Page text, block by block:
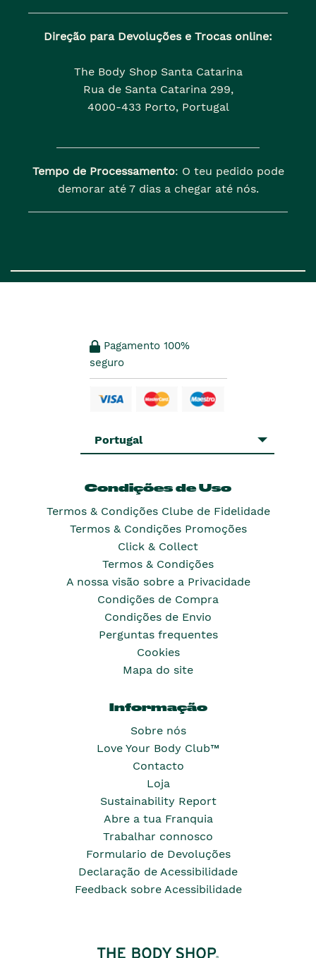
Direção para Devoluções e Trocas online:
The Body Shop Santa Catarina
Rua de Santa Catarina 299,
4000-433 Porto, Portugal
Tempo de Processamento: O teu pedido pode
demorar até 7 dias a chegar até nós.
Pagamento 100%
seguro
Portugal
Condições de Uso
Termos & Condições Clube de Fidelidade
Termos & Condições Promoções
Click & Collect
Termos & Condições
A nossa visão sobre a Privacidade
Condições de Compra
Condições de Envio
Perguntas frequentes
Cookies
Mapa do site
Informação
Sobre nós
Love Your Body Club™
Contacto
Loja
Sustainability Report
Abre a tua Franquia
Trabalhar connosco
Formulario de Devoluções
Declaração de Acessibilidade
Feedback sobre Acessibilidade